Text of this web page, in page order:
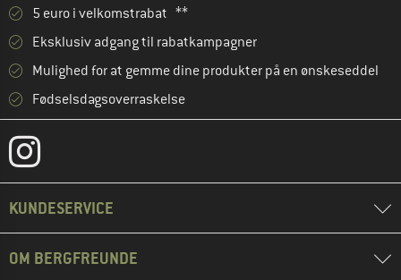
5 euro i velkomstrabat **
Eksklusiv adgang til rabatkampagner
Mulighed for at gemme dine produkter på en ønskeseddel
Fødselsdagsoverraskelse
KUNDESERVICE
OM BERGFREUNDE